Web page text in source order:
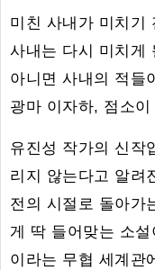
미친 사내가 미치기
사내는 다시 미치게
아니면 사내의 적들
광마 이자하, 점소
유진성 작가의 신작
리지 않는다고 알려
전의 시절로 돌아가
게 딱 들어맞는 소
이라는 무협 세계관